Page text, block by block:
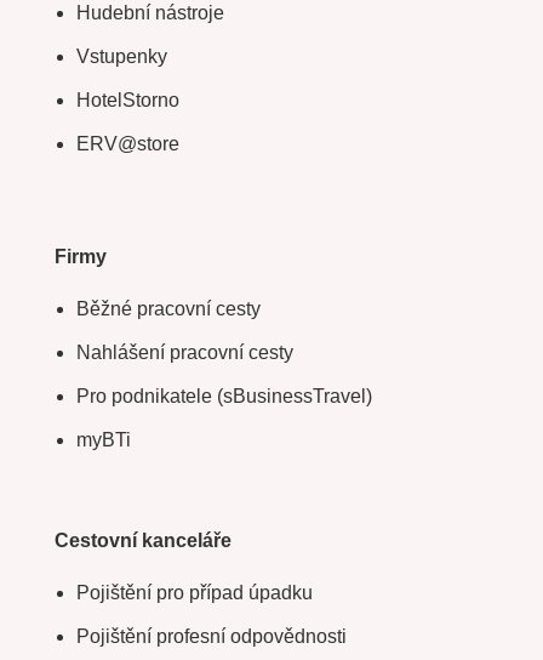
Hudební nástroje
Vstupenky
HotelStorno
ERV@store
Firmy
Běžné pracovní cesty
Nahlášení pracovní cesty
Pro podnikatele (sBusinessTravel)
myBTi
Cestovní kanceláře
Pojištění pro případ úpadku
Pojištění profesní odpovědnosti